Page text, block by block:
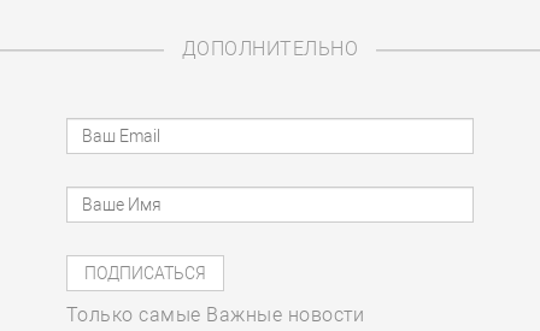
ДОПОЛНИТЕЛЬНО
Только самые Важные новости